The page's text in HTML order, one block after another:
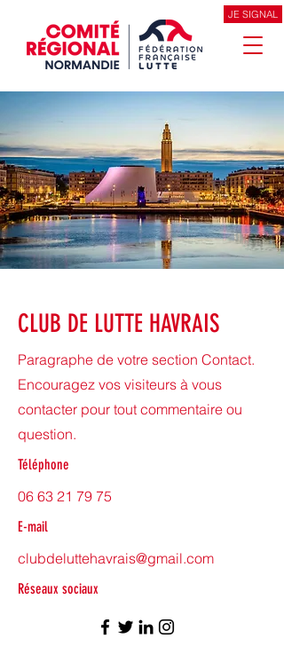
JE SIGNAL
CLUB DE LUTTE HAVRAIS
Paragraphe de votre section Contact.
Encouragez vos visiteurs à vous
contacter pour tout commentaire ou
question.
Téléphone
06 63 21 79 75
E-mail
clubdeluttehavrais@gmail.com
Réseaux sociaux